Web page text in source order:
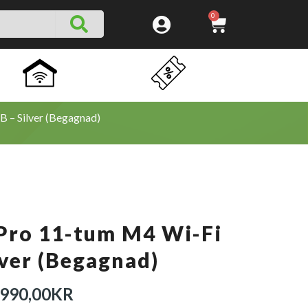
SEARCH 0
– Silver (Begagnad)
11-tum M4 Wi-Fi
(Begagnad)
KR